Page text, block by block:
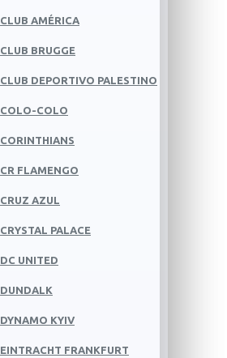
CLUB AMÉRICA
CLUB BRUGGE
CLUB DEPORTIVO PALESTINO
COLO-COLO
CORINTHIANS
CR FLAMENGO
CRUZ AZUL
CRYSTAL PALACE
DC UNITED
DUNDALK
DYNAMO KYIV
EINTRACHT FRANKFURT